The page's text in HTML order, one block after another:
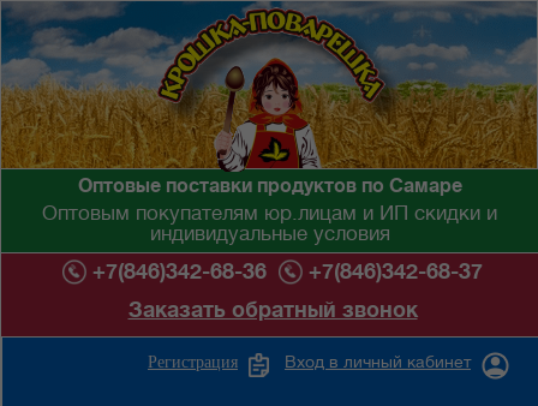
Оптовые поставки продуктов по Самаре
Оптовым покупателям юр.лицам и ИП скидки и
индивидуальные условия
+7(846)342-68-36
+7(846)342-68-37
Заказать обратный звонок
Вход в личный кабинет
Регистрация